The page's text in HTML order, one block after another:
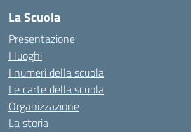
La Scuola
Presentazione
I luoghi
I numeri della scuola
Le carte della scuola
Organizzazione
La storia